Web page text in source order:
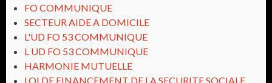
FO COMMUNIQUE
SECTEUR AIDE A DOMICILE
L'UD FO 53 COMMUNIQUE
L UD FO 53 COMMUNIQUE
HARMONIE MUTUELLE
LOI DE FINANCEMENT DE LA SECURITE SOCIALE